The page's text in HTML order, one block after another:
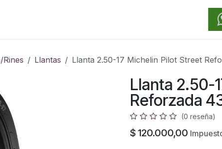
Rines Llantas Llanta 2.50-17 Michelin Pilot Street
Llanta 2.50-
Reforzada
(0 reseña)
$ 120.000,00